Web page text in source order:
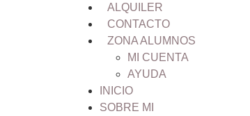
ALQUILER
CONTACTO
ZONA ALUMNOS
MI CUENTA
AYUDA
INICIO
SOBRE MI